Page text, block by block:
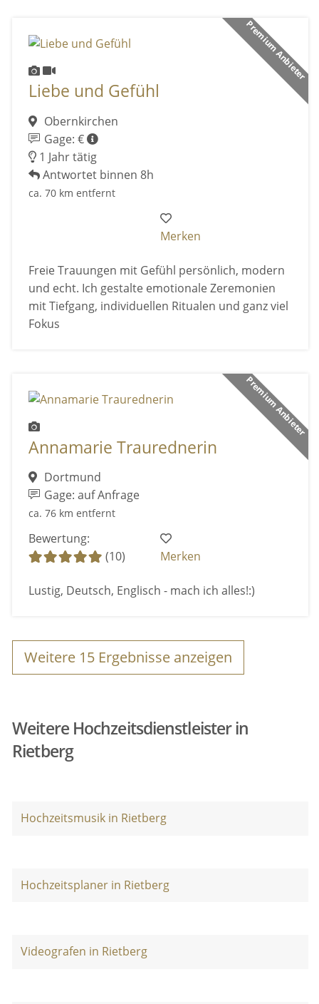
Premium Anbieter
Liebe und Gefühl
Obernkirchen
Gage: €
1 Jahr tätig
Antwortet binnen 8h
ca. 70 km entfernt
Merken
Freie Trauungen mit Gefühl persönlich, modern
und echt. Ich gestalte emotionale Zeremonien
mit Tiefgang, individuellen Ritualen und ganz viel
Fokus
Premium Anbieter
Annamarie Traurednerin
Dortmund
Gage: auf Anfrage
ca. 76 km entfernt
Bewertung:
(10)
Merken
Lustig, Deutsch, Englisch - mach ich alles!:)
Weitere 15 Ergebnisse anzeigen
Weitere Hochzeitsdienstleister in
Rietberg
Hochzeitsmusik in Rietberg
Hochzeitsplaner in Rietberg
Videografen in Rietberg